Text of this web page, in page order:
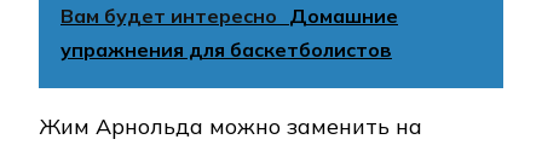
Вам будет интересно Домашние
упражнения для баскетболистов
Жим Арнольда можно заменить на